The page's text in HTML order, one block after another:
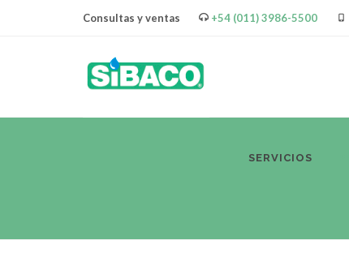
Consultas y ventas +54 (011) 3986-5500
SERVICIOS